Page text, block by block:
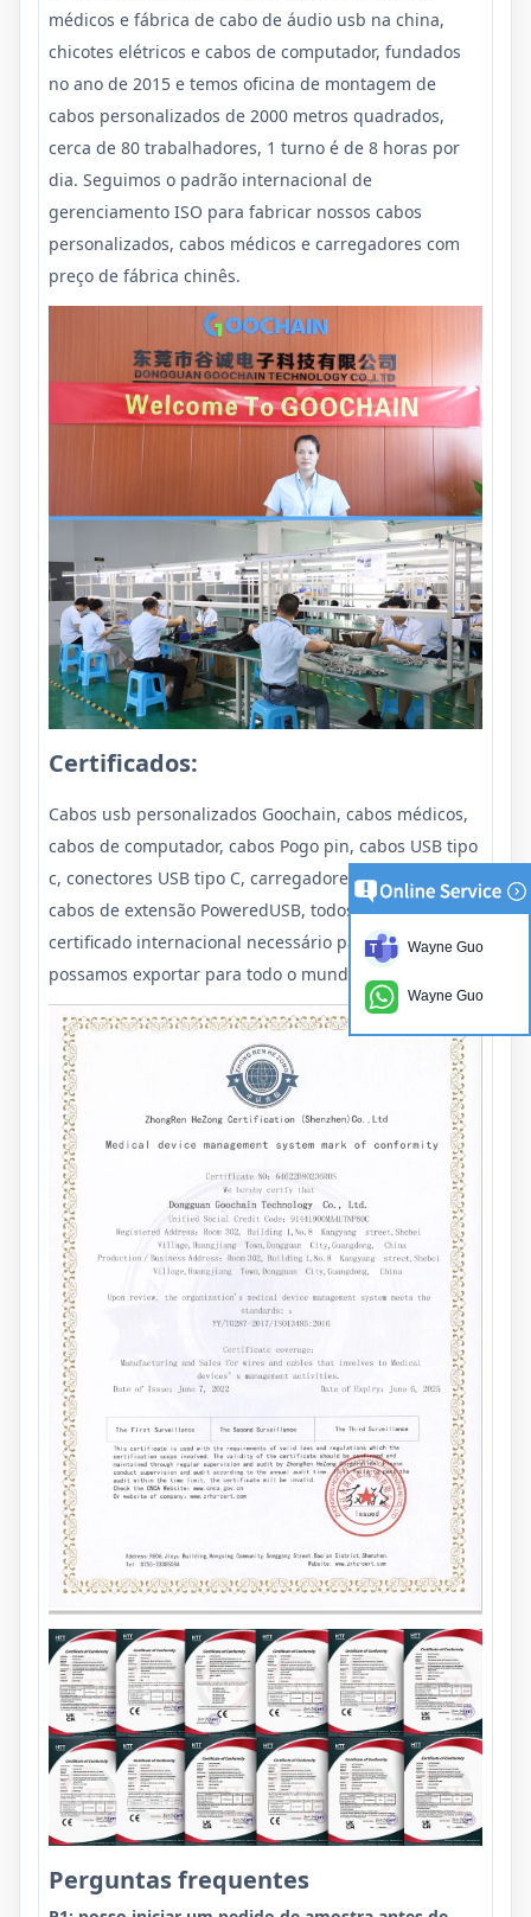
médicos e fábrica de cabo de áudio usb na china,
chicotes elétricos e cabos de computador, fundados
no ano de 2015 e temos oficina de montagem de
cabos personalizados de 2000 metros quadrados,
cerca de 80 trabalhadores, 1 turno é de 8 horas por
dia. Seguimos o padrão internacional de
gerenciamento ISO para fabricar nossos cabos
personalizados, cabos médicos e carregadores com
preço de fábrica chinês.
Certificados:
Cabos usb personalizados Goochain, cabos médicos,
cabos de computador, cabos Pogo pin, cabos USB tipo
c, conectores USB tipo C, carregadores rápidos PD,
cabos de extensão PoweredUSB, todos passaram pelo
certificado internacional necessário para que
possamos exportar para todo o mundo. mundo,
Perguntas frequentes
Wayne Guo
Wayne Guo